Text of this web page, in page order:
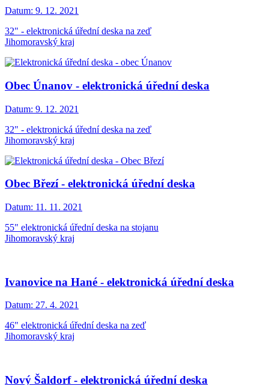
Datum: 9. 12. 2021
32" - elektronická úřední deska na zeď
Jihomoravský kraj
Obec Únanov - elektronická úřední deska
Datum: 9. 12. 2021
32" - elektronická úřední deska na zeď
Jihomoravský kraj
Obec Březí - elektronická úřední deska
Datum: 11. 11. 2021
55" elektronická úřední deska na stojanu
Jihomoravský kraj
Ivanovice na Hané - elektronická úřední deska
Datum: 27. 4. 2021
46" elektronická úřední deska na zeď
Jihomoravský kraj
Nový Šaldorf - elektronická úřední deska